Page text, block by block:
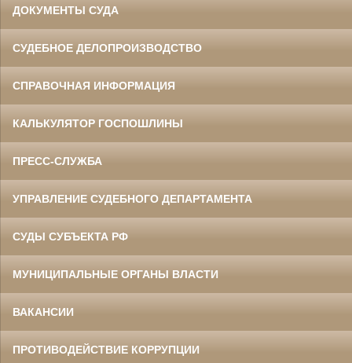
ДОКУМЕНТЫ СУДА
СУДЕБНОЕ ДЕЛОПРОИЗВОДСТВО
СПРАВОЧНАЯ ИНФОРМАЦИЯ
КАЛЬКУЛЯТОР ГОСПОШЛИНЫ
ПРЕСС-СЛУЖБА
УПРАВЛЕНИЕ СУДЕБНОГО ДЕПАРТАМЕНТА
СУДЫ СУБЪЕКТА РФ
МУНИЦИПАЛЬНЫЕ ОРГАНЫ ВЛАСТИ
ВАКАНСИИ
ПРОТИВОДЕЙСТВИЕ КОРРУПЦИИ